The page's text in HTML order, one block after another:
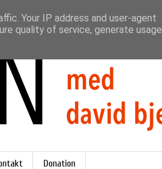
Donation
Your IP address and user-agent
quality of service, generate usage